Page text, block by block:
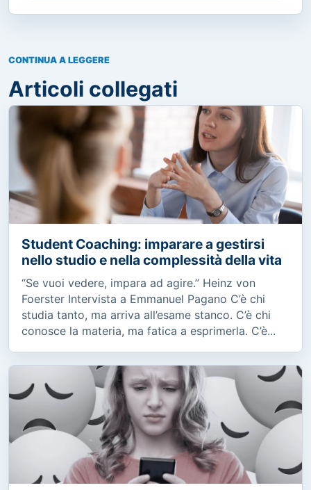
CONTINUA A LEGGERE
Articoli collegati
Student Coaching: imparare a gestirsi
nello studio e nella complessità della vita
“Se vuoi vedere, impara ad agire.” Heinz von
Foerster Intervista a Emmanuel Pagano C’è chi
studia tanto, ma arriva all’esame stanco. C’è chi
conosce la materia, ma fatica a esprimerla. C’è...